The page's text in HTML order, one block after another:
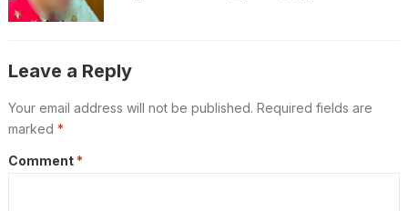
Leave a Reply
Your email address will not be published. Required fields are
marked *
Comment *